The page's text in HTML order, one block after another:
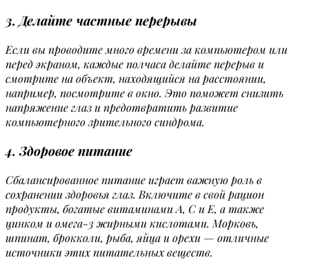
3. Делайте частные перерывы
Если вы проводите много времени за компьютером или
перед экраном, каждые полчаса делайте перерыв и
смотрите на объект, находящийся на расстоянии,
например, посмотрите в окно. Это поможет снизить
напряжение глаз и предотвратить развитие
компьютерного зрительного синдрома.
4. Здоровое питание
Сбалансированное питание играет важную роль в
сохранении здоровья глаз. Включите в свой рацион
продукты, богатые витаминами А, С и Е, а также
цинком и омега-3 жирными кислотами. Морковь,
шпинат, брокколи, рыба, яйца и орехи — отличные
источники этих питательных веществ.